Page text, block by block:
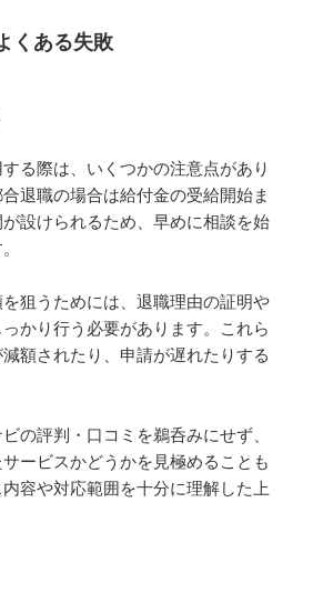
くある失敗
る際は、いくつかの注意点があり
退職の場合は給付金の受給開始ま
設けられるため、早めに相談を始
狙うためには、退職理由の証明や
かり行う必要があります。これら
額されたり、申請が遅れたりする
の評判・口コミを鵜呑みにせず、
ービスかどうかを見極めることも
容や対応範囲を十分に理解した上